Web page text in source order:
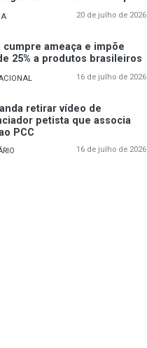
20 de julho de 2026
cumpre ameaça e impõe
25% a produtos brasileiros
16 de julho de 2026
retirar vídeo de
petista que associa
PCC
16 de julho de 2026